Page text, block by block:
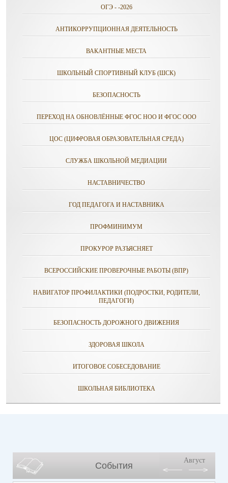
ОГЭ - -2026
АНТИКОРРУПЦИОННАЯ ДЕЯТЕЛЬНОСТЬ
ВАКАНТНЫЕ МЕСТА
ШКОЛЬНЫЙ СПОРТИВНЫЙ КЛУБ (ШСК)
БЕЗОПАСНОСТЬ
ПЕРЕХОД НА ОБНОВЛЁННЫЕ ФГОС НОО И ФГОС ООО
ЦОС (ЦИФРОВАЯ ОБРАЗОВАТЕЛЬНАЯ СРЕДА)
СЛУЖБА ШКОЛЬНОЙ МЕДИАЦИИ
НАСТАВНИЧЕСТВО
ГОД ПЕДАГОГА И НАСТАВНИКА
ПРОФМИНИМУМ
ПРОКУРОР РАЗЪЯСНЯЕТ
ВСЕРОССИЙСКИЕ ПРОВЕРОЧНЫЕ РАБОТЫ (ВПР)
НАВИГАТОР ПРОФИЛАКТИКИ (ПОДРОСТКИ, РОДИТЕЛИ,
ПЕДАГОГИ)
БЕЗОПАСНОСТЬ ДОРОЖНОГО ДВИЖЕНИЯ
ЗДОРОВАЯ ШКОЛА
ИТОГОВОЕ СОБЕСЕДОВАНИЕ
ШКОЛЬНАЯ БИБЛИОТЕКА
События
Август